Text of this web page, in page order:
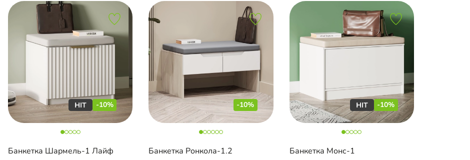
-10%
Банкетка Шармель-1 Лайф
-10%
Банкетка Ронкола-1.2
-10%
Банкетка Монс-1